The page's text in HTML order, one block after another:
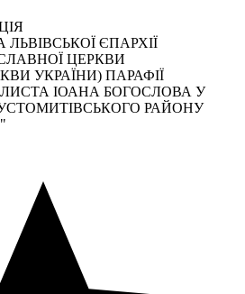
ЄПАРХІЇ
ЦЕРКВИ
УКРАЇНИ) ПАРАФІЇ
ІОАНА БОГОСЛОВА У
РАЙОНУ